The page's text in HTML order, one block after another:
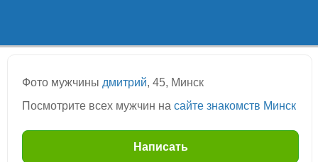
Фото мужчины дмитрий, 45, Минск
Посмотрите всех мужчин на сайте знакомств Минск
Написать